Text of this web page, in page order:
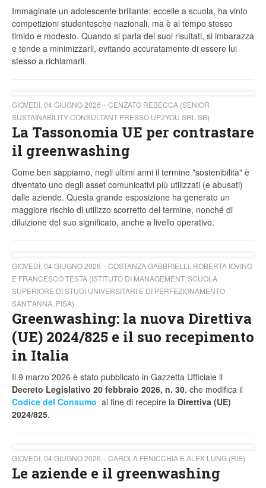
Immaginate un adolescente brillante: eccelle a scuola, ha vinto
competizioni studentesche nazionali, ma è al tempo stesso
timido e modesto. Quando si parla dei suoi risultati, si imbarazza
e tende a minimizzarli, evitando accuratamente di essere lui
stesso a richiamarli.
GIOVEDÌ, 04 GIUGNO 2026
CENZATO REBECCA (SENIOR
SUSTAINABILITY CONSULTANT PRESSO UP2YOU SRL SB)
La Tassonomia UE per contrastare
il greenwashing
Come ben sappiamo, negli ultimi anni il termine "sostenibilità" è
diventato uno degli asset comunicativi più utilizzati (e abusati)
dalle aziende. Questa grande esposizione ha generato un
maggiore rischio di utilizzo scorretto del termine, nonché di
diluizione del suo significato, anche a livello operativo.
GIOVEDÌ, 04 GIUGNO 2026
COSTANZA GABBRIELLI, ROBERTA IOVINO
E FRANCESCO TESTA (ISTITUTO DI MANAGEMENT, SCUOLA
SUPERIORE DI STUDI UNIVERSITARI E DI PERFEZIONAMENTO
SANT’ANNA, PISA)
Greenwashing: la nuova Direttiva
(UE) 2024/825 e il suo recepimento
in Italia
Il 9 marzo 2026 è stato pubblicato in Gazzetta Ufficiale il
Decreto Legislativo 20 febbraio 2026, n. 30, che modifica il
Codice del Consumo al fine di recepire la Direttiva (UE)
2024/825.
GIOVEDÌ, 04 GIUGNO 2026 CAROLA FENICCHIA E ALEX LUNG (RIE)
Le aziende e il greenwashing